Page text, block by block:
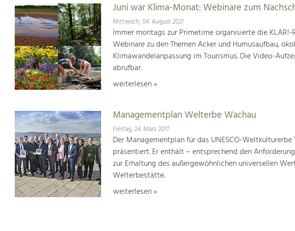
Juni war Klima-Monat: Webinare zum
Mittwoch, 04. August 2021
Immer montags zur Primetime organisierte die
Webinare zu den Themen Acker und Humusaufbau,
Klimawandelanpassung im Tourismus. Die Video-
abrufbar.
weiterlesen »
Managementplan Welterbe Wachau
Freitag, 24. März 2017
Der Managementplan für das UNESCO-
präsentiert. Er enthält – entsprechend den
zur Erhaltung des außergewöhnlichen universellen
Welterbestätte.
weiterlesen »